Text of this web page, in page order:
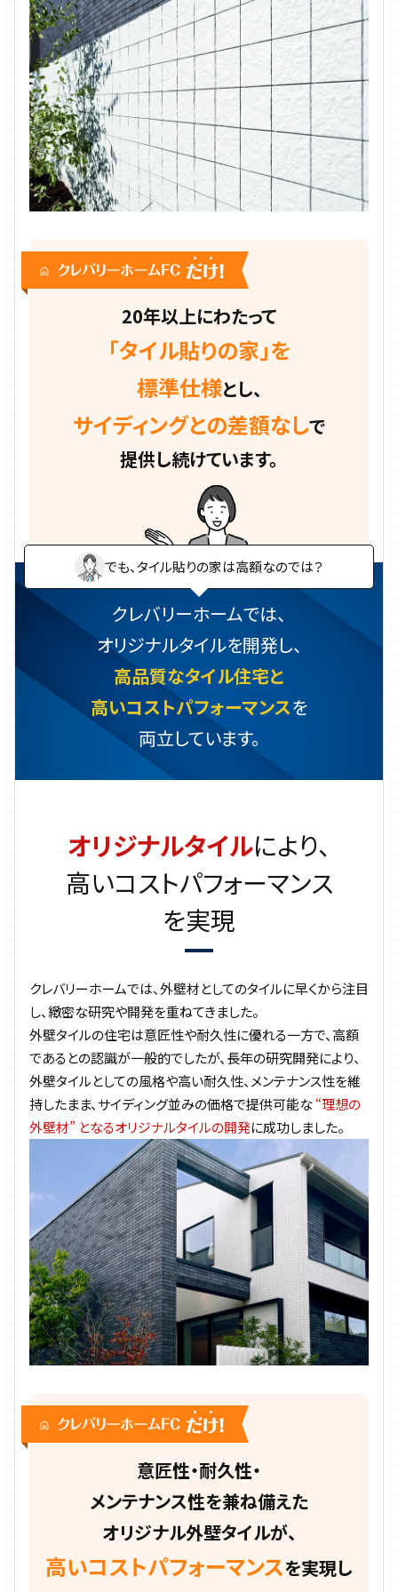
20年以上にわたって
「タイル貼りの家」を
標準仕様とし、
サイディングとの差額なしで
提供し続けています。
でも、タイル貼りの家は高額なのでは？
クレバリーホームでは、
オリジナルタイルを開発し、
高品質なタイル住宅と
高いコストパフォーマンスを
両立しています。
オリジナルタイルにより、
高いコストパフォーマンス
を実現
クレバリーホームでは、外壁材としてのタイルに早くから注目
し、緻密な研究や開発を重ねてきました。
外壁タイルの住宅は意匠性や耐久性に優れる一方で、高額
であるとの認識が一般的でしたが、長年の研究開発により、
外壁タイルとしての風格や高い耐久性、メンテナンス性を維
持したまま、サイディング並みの価格で提供可能な“理想の
外壁材” となるオリジナルタイルの開発に成功しました。
意匠性・耐久性・
メンテナンス性を兼ね備えた
オリジナル外壁タイルが、
高いコストパフォーマンスを実現し